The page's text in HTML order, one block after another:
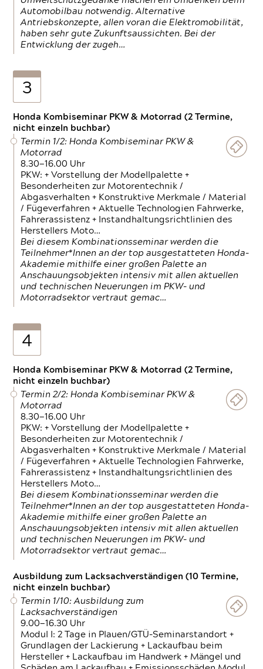
Automobilbau notwendig. Alternative
Antriebskonzepte, allen voran die Elektromobilität,
haben sehr gute Zukunftsaussichten. Bei der
Entwicklung der zugeh…
3
Honda Kombiseminar PKW & Motorrad (2 Termine,
nicht einzeln buchbar)
Termin 1/2: Honda Kombiseminar PKW &
Motorrad
8.30—16.00 Uhr
PKW: + Vorstellung der Modellpalette +
Besonderheiten zur Motorentechnik /
Abgasverhalten + Konstruktive Merkmale / Material
/ Fügeverfahren + Aktuelle Technologien Fahrwerke,
Fahrerassistenz + Instandhaltungsrichtlinien des
Herstellers Moto…
Bei diesem Kombinationsseminar werden die
Teilnehmer*Innen an der top ausgestatteten Honda-
Akademie mithilfe einer großen Palette an
Anschauungsobjekten intensiv mit allen aktuellen
und technischen Neuerungen im PKW- und
Motorradsektor vertraut gemac…
4
Honda Kombiseminar PKW & Motorrad (2 Termine,
nicht einzeln buchbar)
Termin 2/2: Honda Kombiseminar PKW &
Motorrad
8.30—16.00 Uhr
PKW: + Vorstellung der Modellpalette +
Besonderheiten zur Motorentechnik /
Abgasverhalten + Konstruktive Merkmale / Material
/ Fügeverfahren + Aktuelle Technologien Fahrwerke,
Fahrerassistenz + Instandhaltungsrichtlinien des
Herstellers Moto…
Bei diesem Kombinationsseminar werden die
Teilnehmer*Innen an der top ausgestatteten Honda-
Akademie mithilfe einer großen Palette an
Anschauungsobjekten intensiv mit allen aktuellen
und technischen Neuerungen im PKW- und
Motorradsektor vertraut gemac…
Ausbildung zum Lacksachverständigen (10 Termine,
nicht einzeln buchbar)
Termin 1/10: Ausbildung zum
Lacksachverständigen
9.00—16.30 Uhr
Modul I: 2 Tage in Plauen/GTÜ-Seminarstandort +
Grundlagen der Lackierung + Lackaufbau beim
Hersteller + Lackaufbau im Handwerk + Mängel und